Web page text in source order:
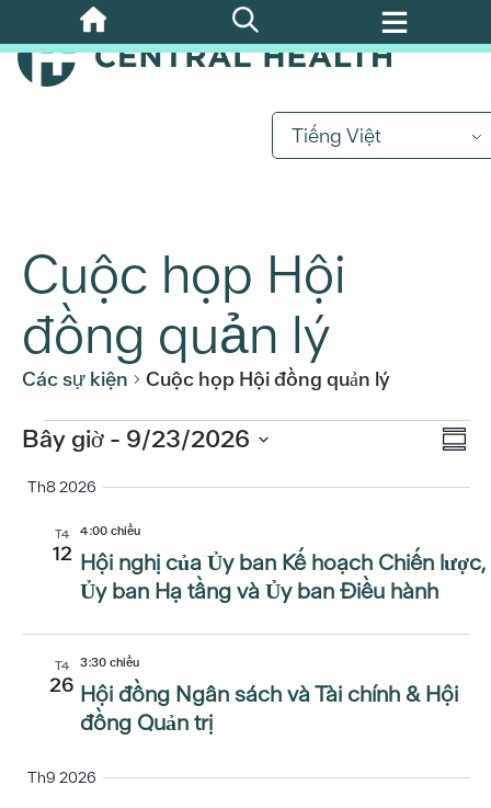
qua
nội
Tiếng Việt
Cuộc họp Hội
đồng quản lý
Các sự kiện Cuộc họp Hội đồng quản lý
Các
sự
kiện
Sự
Bản
tắt
Bây giờ - 9/23/2026
ngày.
Th8 2026
T4
12
4:00 chiều
Hội nghị của Ủy ban Kế hoạch Chiến lược,
Ủy ban Hạ tầng và Ủy ban Điều hành
T4
26
3:30 chiều
Hội đồng Ngân sách và Tài chính & Hội
đồng Quản trị
Th9 2026